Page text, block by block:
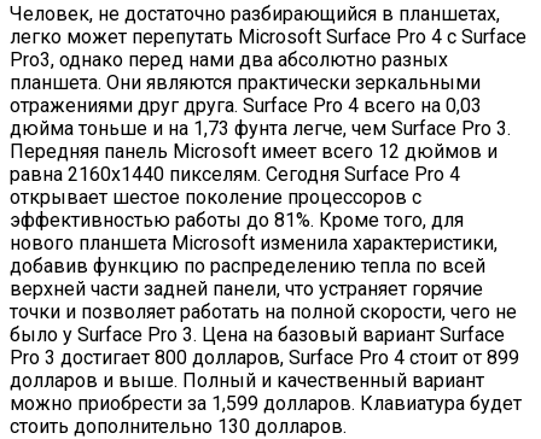
Человек, не достаточно разбирающийся в планшетах,
легко может перепутать Microsoft Surface Pro 4 с Surface
Pro3, однако перед нами два абсолютно разных
планшета. Они являются практически зеркальными
отражениями друг друга. Surface Pro 4 всего на 0,03
дюйма тоньше и на 1,73 фунта легче, чем Surface Pro 3.
Передняя панель Microsoft имеет всего 12 дюймов и
равна 2160х1440 пикселям. Сегодня Surface Pro 4
открывает шестое поколение процессоров с
эффективностью работы до 81%. Кроме того, для
нового планшета Microsoft изменила характеристики,
добавив функцию по распределению тепла по всей
верхней части задней панели, что устраняет горячие
точки и позволяет работать на полной скорости, чего не
было у Surface Pro 3. Цена на базовый вариант Surface
Pro 3 достигает 800 долларов, Surface Pro 4 стоит от 899
долларов и выше. Полный и качественный вариант
можно приобрести за 1,599 долларов. Клавиатура будет
стоить дополнительно 130 долларов.